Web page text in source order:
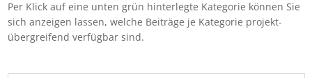
Per Klick auf eine unten grün hinterlegte Kategorie können Sie
sich anzeigen lassen, welche Beiträge je Kategorie projekt-
übergreifend verfügbar sind.